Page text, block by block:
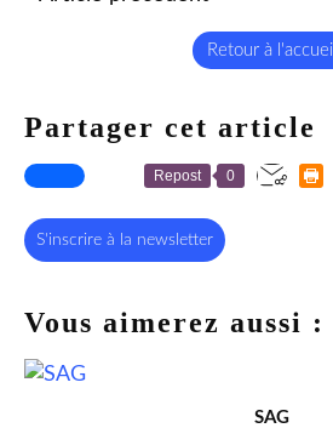
Retour à l'accueil
Partager cet article
Repost 0
S'inscrire à la newsletter
Vous aimerez aussi :
SAG